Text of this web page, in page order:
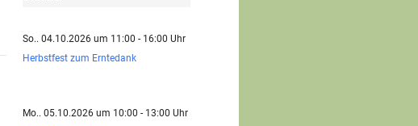
So.. 04.10.2026 um 11:00 - 16:00 Uhr
Herbstfest zum Erntedank
Mo.. 05.10.2026 um 10:00 - 13:00 Uhr